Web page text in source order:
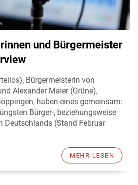
und Bürgermeister
Bürgermeisterin von
Alexander Maier (Grüne),
haben eines gemeinsam:
Bürger-, beziehungsweise
Deutschlands (Stand Februar
MEHR LESEN